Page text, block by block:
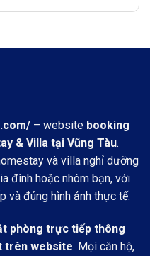
tại
– website booking
& Villa tại Vũng Tàu.
và villa nghỉ dưỡng
đình hoặc nhóm bạn, với
và đúng hình ảnh thực tế.
phòng trực tiếp thông
trên website. Mọi căn hộ,